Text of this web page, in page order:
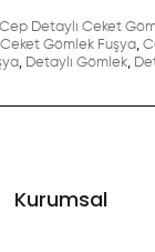
Cep Detaylı Ceket
Gömlek Fuşya,
, Detaylı Gömlek,
Kurumsal